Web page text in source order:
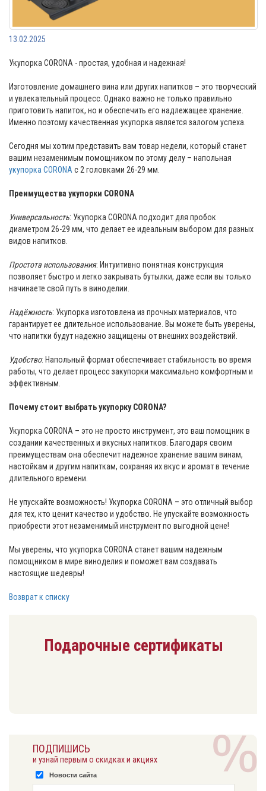
13.02.2025
Укупорка CORONA - простая, удобная и надежная!
Изготовление домашнего вина или других напитков – это творческий
и увлекательный процесс. Однако важно не только правильно
приготовить напиток, но и обеспечить его надлежащее хранение.
Именно поэтому качественная укупорка является залогом успеха.
Сегодня мы хотим представить вам товар недели, который станет
вашим незаменимым помощником по этому делу – напольная
укупорка CORONA с 2 головками 26-29 мм.
Преимущества укупорки CORONA
Универсальность: Укупорка CORONA подходит для пробок
диаметром 26-29 мм, что делает ее идеальным выбором для разных
видов напитков.
Простота использования: Интуитивно понятная конструкция
позволяет быстро и легко закрывать бутылки, даже если вы только
начинаете свой путь в виноделии.
Надёжность: Укупорка изготовлена ​​из прочных материалов, что
гарантирует ее длительное использование. Вы можете быть уверены,
что напитки будут надежно защищены от внешних воздействий.
Удобство: Напольный формат обеспечивает стабильность во время
работы, что делает процесс закупорки максимально комфортным и
эффективным.
Почему стоит выбрать укупорку CORONA?
Укупорка CORONA – это не просто инструмент, это ваш помощник в
создании качественных и вкусных напитков. Благодаря своим
преимуществам она обеспечит надежное хранение вашим винам,
настойкам и другим напиткам, сохраняя их вкус и аромат в течение
длительного времени.
Не упускайте возможность! Укупорка CORONA – это отличный выбор
для тех, кто ценит качество и удобство. Не упускайте возможность
приобрести этот незаменимый инструмент по выгодной цене!
Мы уверены, что укупорка CORONA станет вашим надежным
помощником в мире виноделия и поможет вам создавать
настоящие шедевры!
Возврат к списку
Подарочные сертификаты
ПОДПИШИСЬ
и узнай первым о скидках и акциях
Новости сайта